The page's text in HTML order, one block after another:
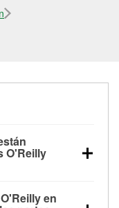
O'Reilly
y
en